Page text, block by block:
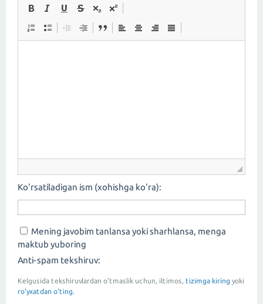
Ko'rsatiladigan ism (xohishga ko'ra):
Mening javobim tanlansa yoki sharhlansa, menga
maktub yuboring
Anti-spam tekshiruv:
Kelgusida tekshiruvlardan o'tmaslik uchun, iltimos, tizimga kiring yoki
ro'yxatdan o'ting.